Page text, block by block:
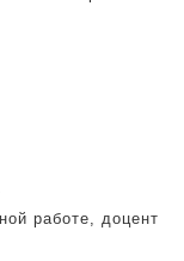
работе, доцент